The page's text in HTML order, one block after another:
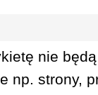
nie
np. strony,